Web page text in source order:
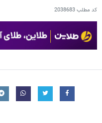
کد مطلب2038683